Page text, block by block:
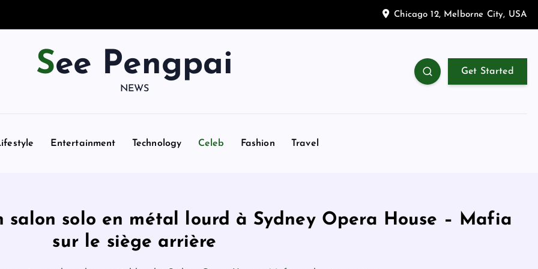
Chicago 12, Melborne City, USA
See Pengpai
NEWS
Get Started
Entertainment Technology Celeb Fashion Travel
solo en métal lourd à Sydney Opera House – Mafia
sur le siège arrière